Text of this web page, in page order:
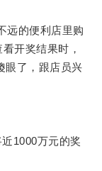
的便利店里购
开奖结果时，
眼了，跟店员兴
1000万元的奖